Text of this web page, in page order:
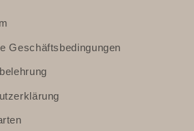
Geschäftsbedingungen